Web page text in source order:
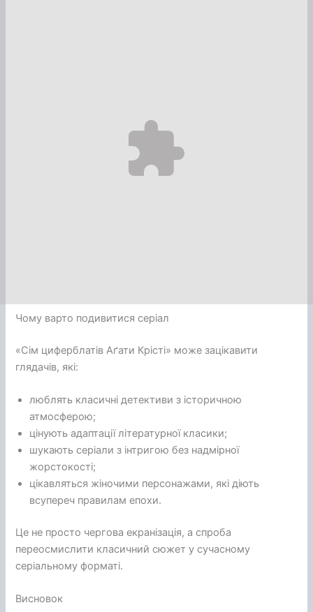
Чому варто подивитися серіал
«Сім циферблатів Аґати Крісті» може зацікавити
глядачів, які:
люблять класичні детективи з історичною
атмосферою;
цінують адаптації літературної класики;
шукають серіали з інтригою без надмірної
жорстокості;
цікавляться жіночими персонажами, які діють
всупереч правилам епохи.
Це не просто чергова екранізація, а спроба
переосмислити класичний сюжет у сучасному
серіальному форматі.
Висновок